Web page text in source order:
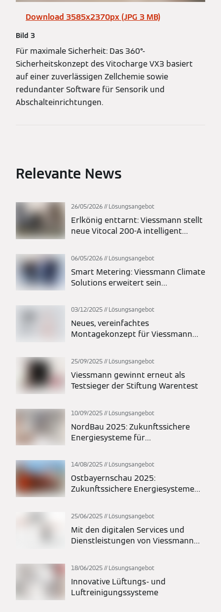
Download 3585x2370px (JPG 3 MB)
Bild 3
Für maximale Sicherheit: Das 360°-
Sicherheitskonzept des Vitocharge VX3 basiert
auf einer zuverlässigen Zellchemie sowie
redundanter Software für Sensorik und
Abschalteinrichtungen.
Relevante News
26/05/2026 Lösungsangebot
Erlkönig enttarnt: Viessmann stellt
neue Vitocal 200-A intelligent
06/05/2026 Lösungsangebot
Smart Metering: Viessmann Climate
Solutions erweitert sein
03/12/2025 Lösungsangebot
Neues, vereinfachtes
Montagekonzept für Viessmann
Flexibilität bei Planung und
Installation
25/09/2025 Lösungsangebot
Viessmann gewinnt erneut als
Testsieger der Stiftung Warentest
10/09/2025 Lösungsangebot
NordBau 2025: Zukunftssichere
Energiesysteme für
14/08/2025 Lösungsangebot
Ostbayernschau 2025:
Zukunftssichere Energiesysteme
25/06/2025 Lösungsangebot
Mit den digitalen Services und
Dienstleistungen von Viessmann
18/06/2025 Lösungsangebot
Innovative Lüftungs- und
Luftreinigungssysteme